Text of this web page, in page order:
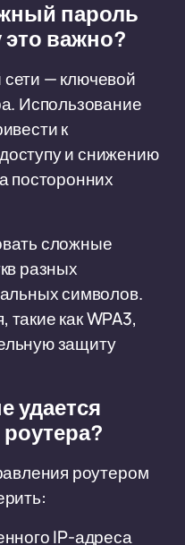
пароль
это важно?
— ключевой
Использование
к
и снижению
посторонних
сложные
разных
символов.
как WPA3,
защиту
удается
роутером
IP-адреса